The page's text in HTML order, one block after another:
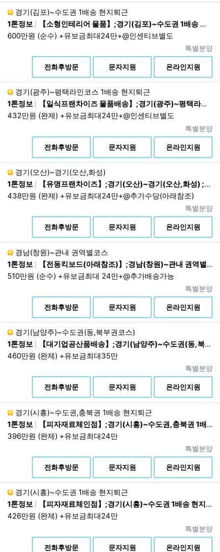
컴퓨터통신 또는 인터넷 접속자료 : 3개월
4.관련 법령에 그 근거가 없더라도, 회사의 중대한 손
실을 예방하거나, 범죄 및 소송 등을 위해 보관해야
하는 경우 회사방침에 따라 보관할 수 있습니다. 단
그 목적을 달성하기 위한 최소한의 기간 및 항목만 보
관합니다.
이용약관에 따라 자격이 상실 된 회원정보 :
5년
1.회사는 이용자의 개인정보를 원칙적으로 외부에 제
공하지 않습니다. 다만, 아래 각 호와 같이 법률에 특
별한 규정이 있는 경우나 법령상 의무를 준수하기 위
해 불가피한 경우에는 예외로 합니다. 회사는 개인정
보를 목적 외로 제3자에게 제공할 때에는 개인정보를
제공받는 자가 개인정보를 안전하게 처리하도록 이용
목적, 이용방법 등에 일정한 제한을 가하거나 안정성
①이용자들이 사전에 동의한 경우
②정보통신망법, 전기통신사업법, 신용정
보의 이용 및 보호에 관한 법률 등에서의 다
른 법령에 근거규정이 있는 경우
통계 작성, 학술연구, 시장 조사, 정보 제
공 및 공지 안내 메일 발송의 경우로서 특정
개인을 식별할 수 없는 형태로 제공되는 경
우
④정보주체 또는 그 법정대리인이 의사표
시를 할 수 없는 상태에 있거나 주소불명 등
으로 사전동의를 받을 수 없는 경우로서 정
보주체 또는 제3자의 급박한 생명, 신체, 재
산의 이익을 위해 필요한 경우
⑤
범죄의 수사와 공소제기 및 유지, 법원의
재판업무 및 형 집행을 위해 필요한 경우로
서 적법한 절차를 거친 경우
2. 제3자 제공기관이 발생 할 경우 별도 동의를 통해
진행됩니다.
제3자 제공동의 철회는 서울밝은세상안과(02-344
3-0880), 부산밝은세상안과(051-805-1100)으로 요
청 가능하며, 동의 철회 시 즉시 폐기됩니다.
제5조. 개인정보의 파기 절차 및 방법
회사는 개인정보의 수집 및 이용목적이 달성되거나 보유기간
만료 시 해당 개인정보를 파기합니다. 파기절차 및 방법은 다음
과 같습니다. 단, 다른 법령에 의하여 해당 개인정보를 보존하
경기(김포)~수도권 1배송 현지퇴근
1톤정보
【소형인테리어 물품】;경기(김포)~수도권 1배송 현지퇴근;06:00~15:00 1배송 현지퇴근
600만원 (순수) +유보금최대24만+@인센티브별도
진행상태
특별분양
전화후방문
문자지원 온라인지원
경기(광주)~평택라인코스 1배송 현지퇴근
1톤정보
【일식프랜차이즈 물품배송】;경기(광주)~평택라인코스 1배송 현지퇴근;23:00~07:00 1배송 현지퇴근
432만원 (완제) +유보금최대24만+@인센티브별도
진행상태
특별분양
전화후방문
문자지원 온라인지원
경기(오산)~경기(오산,화성)
1톤정보
【유명프랜차이즈】;경기(오산)~경기(오산,화성) ;06:30~15:30 상차후 퇴근
438만원 (완제) +유보금최대24만+@추가수당(아래참조)
진행상태
특별분양
전화후방문
문자지원 온라인지원
경남(창원)~관내 권역별코스
1톤정보
【전동킥보드(아래참조)】;경남(창원)~관내 권역별코스;21:00~03:00
510만원 (순수) +유보금최대 24만+@추가배송가능
진행상태
특별분양
전화후방문
문자지원 온라인지원
경기(남양주)~수도권(동,북부권코스)
1톤정보
【대기업공산품배송】;경기(남양주)~수도권(동,북부권코스);07:00~16:00 현지퇴근
460만원 (완제) +유보금최대35만
진행상태
특별분양
전화후방문
문자지원 온라인지원
경기(시흥)~수도권,충북권 1배송 현지퇴근
1톤정보
【피자재료체인점】;경기(시흥)~수도권,충북권 1배송 현지퇴근;06:00~14:00 1배송 현지퇴근
396만원 (완제) +유보금최대24만
진행상태
특별분양
전화후방문
문자지원 온라인지원
경기(시흥)~수도권 1배송 현지퇴근
1톤정보
【피자재료체인점】;경기(시흥)~수도권 1배송 현지퇴근;18:00~02:00 1배송 현지퇴근
426만원 (완제) +유보금최대24만
진행상태
특별분양
전화후방문
문자지원 온라인지원